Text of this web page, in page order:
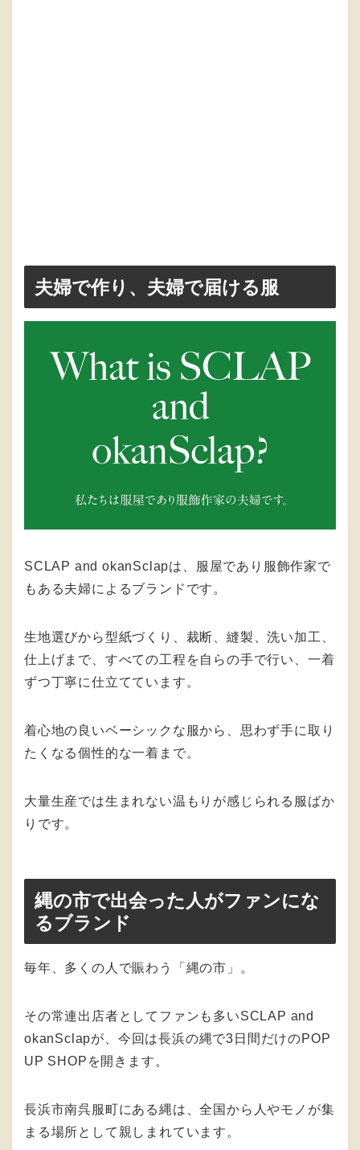
夫婦で作り、夫婦で届ける服
SCLAP and okanSclapは、服屋であり服飾作家で
もある夫婦によるブランドです。
生地選びから型紙づくり、裁断、縫製、洗い加工、
仕上げまで、すべての工程を自らの手で行い、一着
ずつ丁寧に仕立てています。
着心地の良いベーシックな服から、思わず手に取り
たくなる個性的な一着まで。
大量生産では生まれない温もりが感じられる服ばか
りです。
縄の市で出会った人がファンにな
るブランド
毎年、多くの人で賑わう「縄の市」。
その常連出店者としてファンも多いSCLAP and
okanSclapが、今回は長浜の縄で3日間だけのPOP
UP SHOPを開きます。
長浜市南呉服町にある縄は、全国から人やモノが集
まる場所として親しまれています。